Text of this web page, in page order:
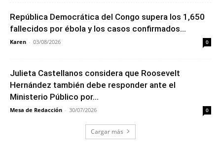
República Democrática del Congo supera los 1,650
fallecidos por ébola y los casos confirmados...
Karen - 03/08/2026 0
Julieta Castellanos considera que Roosevelt
Hernández también debe responder ante el
Ministerio Público por...
Mesa de Redacción - 30/07/2026 0
Cargar más